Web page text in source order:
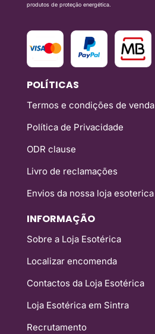
produtos de proteção energética.
POLÍTICAS
Termos e condições de venda
Política de Privacidade
ODR clause
Livro de reclamações
Envios da nossa loja esoterica
INFORMAÇÃO
Sobre a Loja Esotérica
Localizar encomenda
Contactos da Loja Esotérica
Loja Esotérica em Sintra
Recrutamento